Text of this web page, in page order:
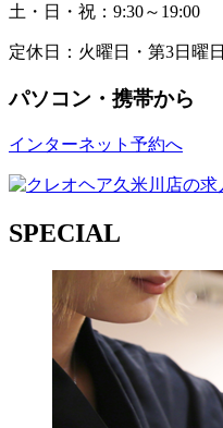
土・日・祝：9:30～19:00
定休日：火曜日・第3日曜日
パソコン・携帯から
インターネット予約へ
SPECIAL